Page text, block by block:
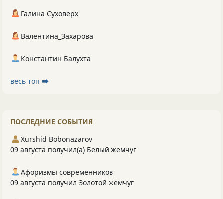
Галина Суховерх
Валентина_Захарова
Константин Балухта
весь топ ⮕
ПОСЛЕДНИЕ СОБЫТИЯ
Xurshid Bobonazarov
09 августа получил(а) Белый жемчуг
Афоризмы современников
09 августа получил Золотой жемчуг